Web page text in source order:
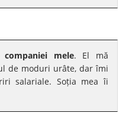
companiei mele. El mă
de moduri urâte, dar îmi
salariale. Soția mea îi